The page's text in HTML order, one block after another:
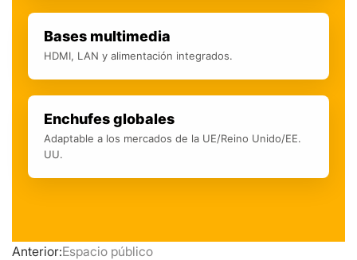
Bases multimedia
HDMI, LAN y alimentación integrados.
Enchufes globales
Adaptable a los mercados de la UE/Reino Unido/EE.
UU.
Anterior:Espacio público